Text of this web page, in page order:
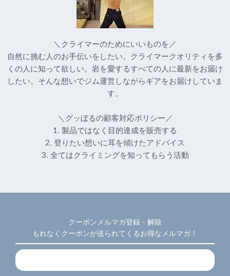
＼クライマーのためにいいものを／
自然に挑む人のお手伝いをしたい。クライマークオリティを多
くの人に知って欲しい。岩を愛するすべての人に最新をお届け
したい。そんな想いでジム運営しながらギアをお届けしていま
す。
＼グッぼるの顧客対応ポリシー／
1. 製品ではなく目的達成を販売する
2. 登りたい想いに耳を傾けたアドバイス
3. 全てはクライミングを知ってもらう活動
クーポンメルマガ登録・解除
もれなくクーポンが送られてくるお得なメルマガ！